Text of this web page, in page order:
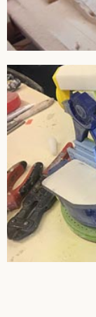
בתכנון
עירוני מאשר